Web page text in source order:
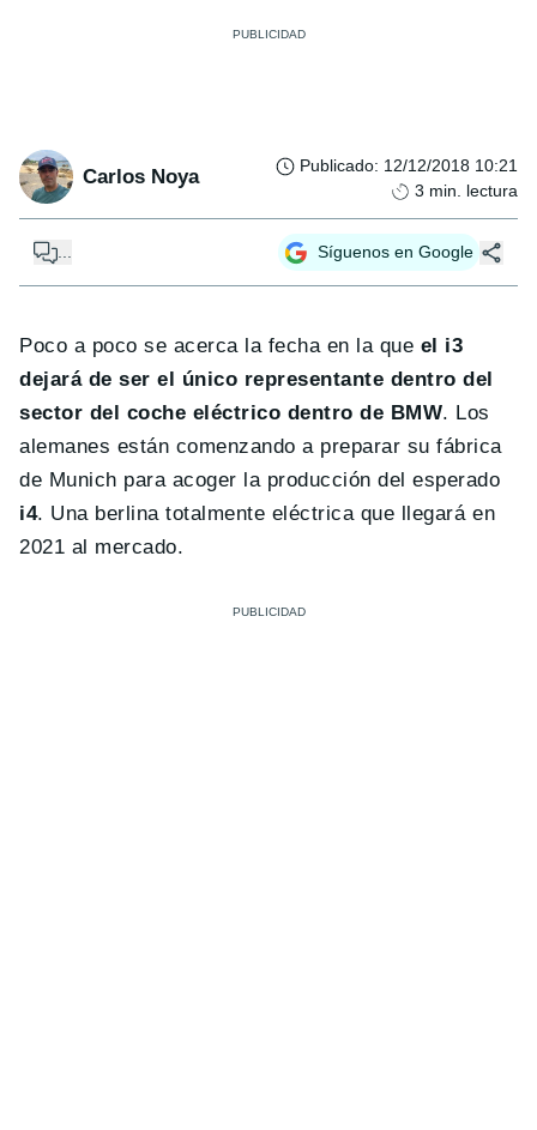
Carlos Noya Publicado: 12/12/2018 10:21
3 min. lectura
... Síguenos en Google
Poco a poco se acerca la fecha en la que el i3
dejará de ser el único representante dentro del
sector del coche eléctrico dentro de BMW. Los
alemanes están comenzando a preparar su fábrica
de Munich para acoger la producción del esperado
i4. Una berlina totalmente eléctrica que llegará en
2021 al mercado.